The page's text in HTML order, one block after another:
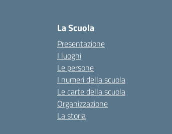
La Scuola
Presentazione
I luoghi
Le persone
I numeri della scuola
Le carte della scuola
Organizzazione
La storia